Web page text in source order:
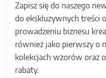
Zapisz się do naszego
do ekskluzywnych treści
prowadzeniu biznesu
również jako pierwszy o
kolekcjach wzorów oraz
rabaty.